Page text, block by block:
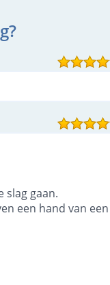
20.
21.
24. Licht
28.
Vul
slag gaan.
een hand van een